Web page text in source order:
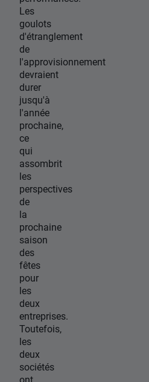
Les
goulots
d'étranglement
de
l'approvisionnement
devraient
durer
jusqu'à
l'année
prochaine,
ce
qui
assombrit
les
perspectives
de
la
prochaine
saison
des
fêtes
pour
les
deux
entreprises.
Toutefois,
les
deux
sociétés
ont